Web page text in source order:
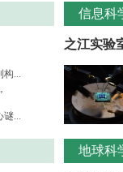
构...
谜...
信息科
之江实验
地球科